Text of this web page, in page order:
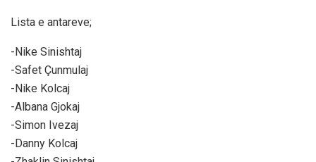
Lista e antareve;
-Nike Sinishtaj
-Safet Çunmulaj
-Nike Kolcaj
-Albana Gjokaj
-Simon Ivezaj
-Danny Kolcaj